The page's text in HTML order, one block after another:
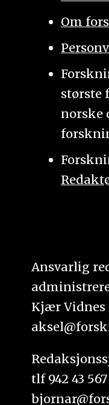
Om
største
norske
Ansvarlig
Kjær Vidnes
tlf 942 43